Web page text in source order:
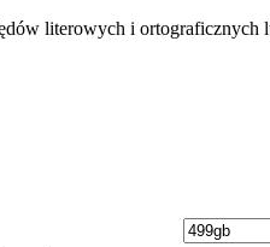
literowych i